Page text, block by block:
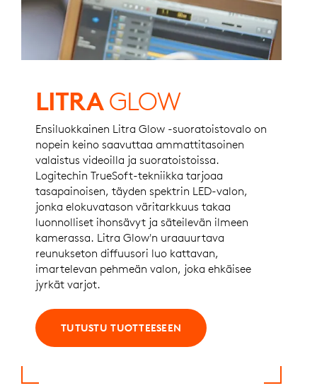
LITRAGLOW
Ensiluokkainen Litra Glow -suoratoistovalo on
nopein keino saavuttaa ammattitasoinen
valaistus videoilla ja suoratoistoissa.
Logitechin TrueSoft-tekniikka tarjoaa
tasapainoisen, täyden spektrin LED-valon,
jonka elokuvatason väritarkkuus takaa
luonnolliset ihonsävyt ja säteilevän ilmeen
kamerassa. Litra Glow'n uraauurtava
reunukseton diffuusori luo kattavan,
imartelevan pehmeän valon, joka ehkäisee
jyrkät varjot.
TUTUSTU TUOTTEESEEN